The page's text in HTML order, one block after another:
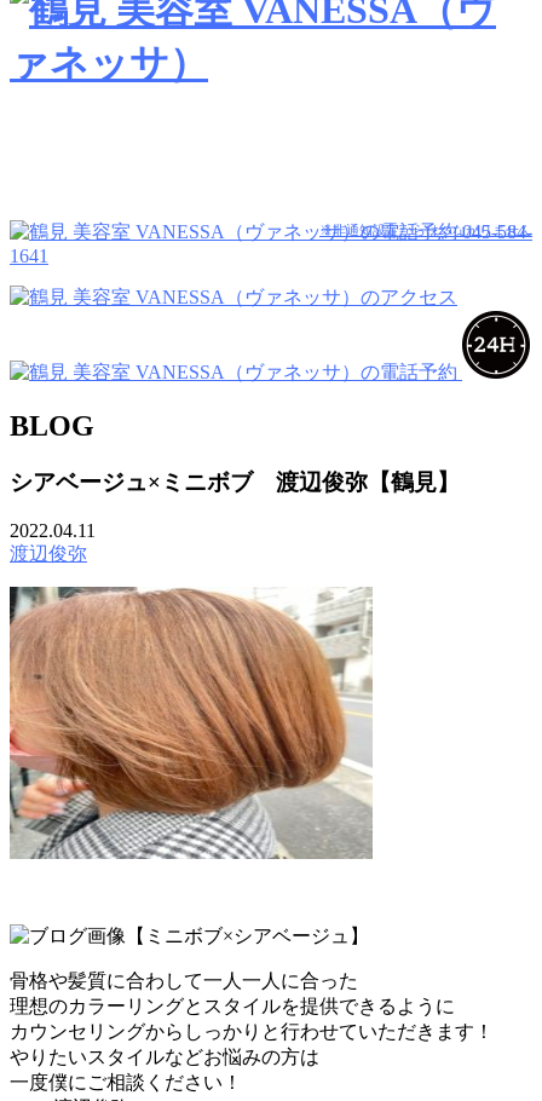
045-584-
1641
※非通知設定からはつながりません
BLOG
シアベージュ×ミニボブ 渡辺俊弥【鶴見】
2022.04.11
渡辺俊弥
【ミニボブ×シアベージュ】
骨格や髪質に合わして一人一人に合った
理想のカラーリングとスタイルを提供できるように
カウンセリングからしっかりと行わせていただきます！
やりたいスタイルなどお悩みの方は
一度僕にご相談ください！